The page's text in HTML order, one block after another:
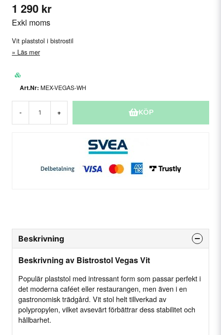
1 290 kr
Exkl moms
Vit plaststol i bistrostil
Läs mer
MEX-VEGAS-WH
- + KÖP
Beskrivning
Beskrivning av Bistrostol Vegas Vit
Populär plaststol med intressant form som passar perfekt i
det moderna caféet eller restaurangen, men även i en
gastronomisk trädgård. Vit stol helt tillverkad av
polypropylen, vilket avsevärt förbättrar dess stabilitet och
hållbarhet.